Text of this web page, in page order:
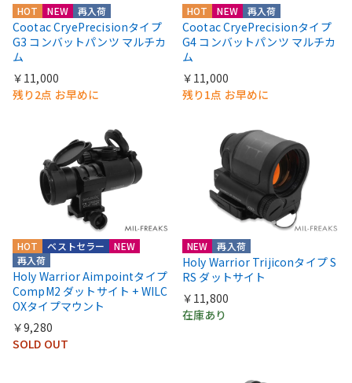
HOT NEW 再入荷
Cootac CryePrecisionタイプ
G3 コンバットパンツ マルチカ
ム
￥11,000
残り2点 お早めに
HOT NEW 再入荷
Cootac CryePrecisionタイプ
G4 コンバットパンツ マルチカ
ム
￥11,000
残り1点 お早めに
HOT
NEW
再入荷
ベストセラー
Holy Warrior Aimpointタイプ
CompM2 ダットサイト + WILC
OXタイプマウント
￥9,280
SOLD OUT
NEW 再入荷
Holy Warrior Trijiconタイプ S
RS ダットサイト
￥11,800
在庫あり